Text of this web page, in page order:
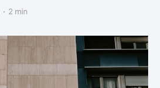
2 min